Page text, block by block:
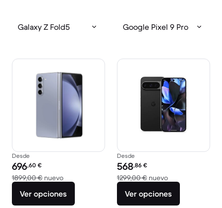
Galaxy Z Fold5 Google Pixel 9 Pro
Desde
Precio reacondicionado:
696,60 €
1899,00 € nuevoEl dispositivo nuevo vale 1899,00 €
Ver opciones
Desde
Precio reacondicionado:
568,86 €
1299,00 € nuevoEl dispositivo
Ver opciones